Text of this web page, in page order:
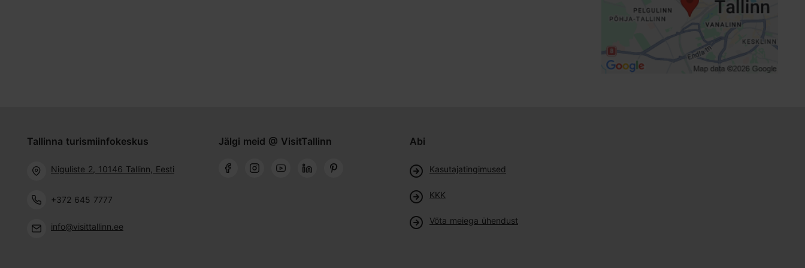
Tallinna turismiinfokeskus
Niguliste 2, 10146 Tallinn, Eesti
+372 645 7777
info@visittallinn.ee
Jälgi meid @ VisitTallinn Abi
Kasutajatingimused
KKK
Võta meiega ühendust